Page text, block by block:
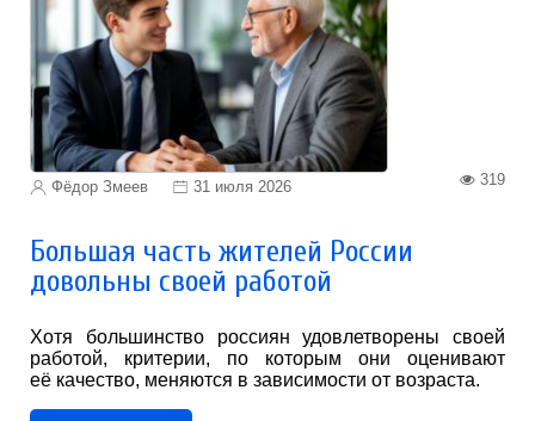
Фёдор Змеев 31 июля 2026 319
Большая часть жителей России
довольны своей работой
Хотя большинство россиян удовлетворены своей
работой, критерии, по которым они оценивают
её качество, меняются в зависимости от возраста.